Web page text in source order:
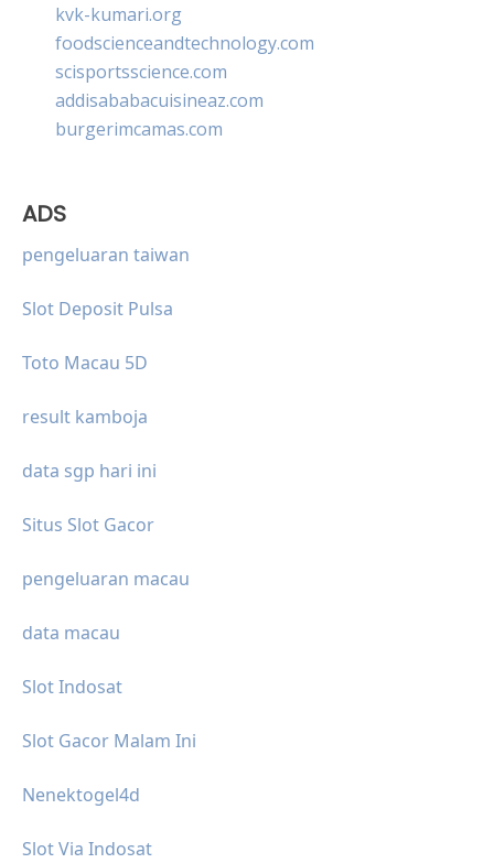
kvk-kumari.org
foodscienceandtechnology.com
scisportsscience.com
addisababacuisineaz.com
burgerimcamas.com
ADS
pengeluaran taiwan
Slot Deposit Pulsa
Toto Macau 5D
result kamboja
data sgp hari ini
Situs Slot Gacor
pengeluaran macau
data macau
Slot Indosat
Slot Gacor Malam Ini
Nenektogel4d
Slot Via Indosat